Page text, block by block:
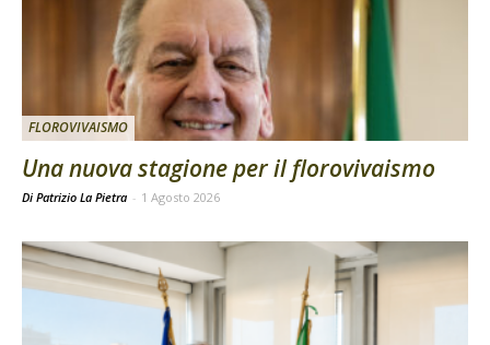
FLOROVIVAISMO
Una nuova stagione per il florovivaismo
Di Patrizio La Pietra - 1 Agosto 2026